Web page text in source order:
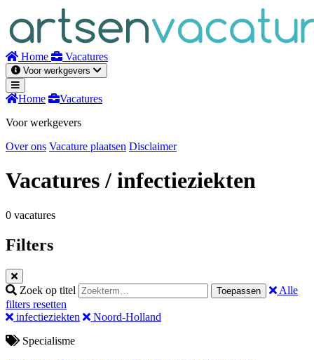
inhoud
Home Vacatures
Voor werkgevers
Home
Vacatures
Voor werkgevers
Over ons Vacature plaatsen Disclaimer
Vacatures/ infectieziekten
0 vacatures
Filters
Zoek op titel Toepassen
Alle
filters resetten
infectieziekten
Noord-Holland
Specialisme